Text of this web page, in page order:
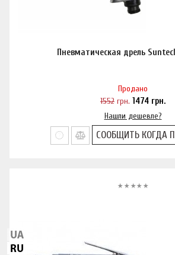
Пневматическая дрель
Продано
1552 грн. 1474 грн.
Нашли дешевле?
СООБЩИТЬ КОГДА